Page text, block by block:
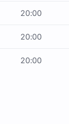
20:00
20:00
20:00